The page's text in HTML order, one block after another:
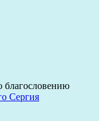
благословению
Сергия